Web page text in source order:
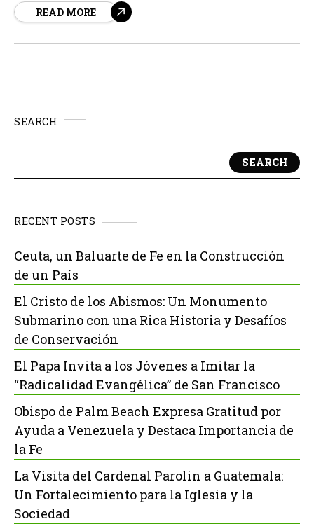
este contexto, plataformas de streaming como Movistar
READ MORE
SEARCH
SEARCH
RECENT POSTS
Ceuta, un Baluarte de Fe en la Construcción
de un País
El Cristo de los Abismos: Un Monumento
Submarino con una Rica Historia y Desafíos
de Conservación
El Papa Invita a los Jóvenes a Imitar la
“Radicalidad Evangélica” de San Francisco
Obispo de Palm Beach Expresa Gratitud por
Ayuda a Venezuela y Destaca Importancia de
la Fe
La Visita del Cardenal Parolin a Guatemala:
Un Fortalecimiento para la Iglesia y la
Sociedad